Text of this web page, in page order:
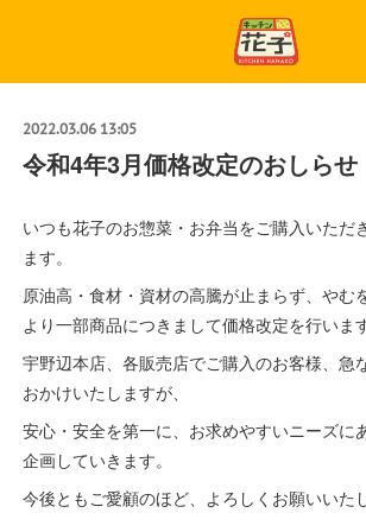
2022.03.06 13:05
令和4年3月価格改定のおしらせ
いつも花子のお惣菜・お弁当をご購入いただ
ます。
原油高・食材・資材の高騰が止まらず、やむ
より一部商品につきまして価格改定を行います
宇野辺本店、各販売店でご購入のお客様、急
おかけいたしますが、
安心・安全を第一に、お求めやすいニーズに
企画していきます。
今後ともご愛顧のほど、よろしくお願いいた